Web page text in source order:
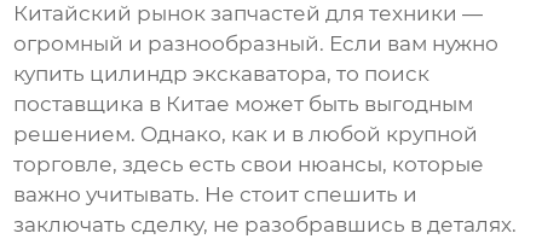
Китайский рынок запчастей для техники —
огромный и разнообразный. Если вам нужно
купить цилиндр экскаватора, то поиск
поставщика в Китае может быть выгодным
решением. Однако, как и в любой крупной
торговле, здесь есть свои нюансы, которые
важно учитывать. Не стоит спешить и
заключать сделку, не разобравшись в деталях.